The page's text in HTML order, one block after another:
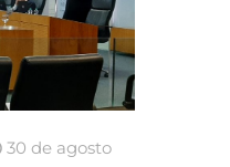
30 de agosto